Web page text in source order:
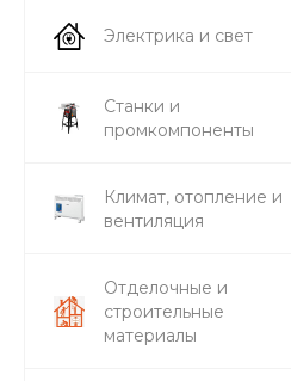
Электрика и свет
Станки и
промкомпоненты
Климат, отопление и
вентиляция
Отделочные и
строительные
материалы